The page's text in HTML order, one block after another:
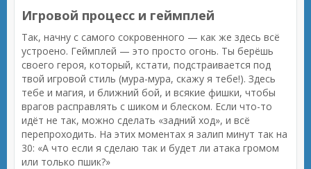
Игровой процесс и геймплей
Так, начну с самого сокровенного — как же здесь всё
устроено. Геймплей — это просто огонь. Ты берёшь
своего героя, который, кстати, подстраивается под
твой игровой стиль (мура-мура, скажу я тебе!). Здесь
тебе и магия, и ближний бой, и всякие фишки, чтобы
врагов расправлять с шиком и блеском. Если что-то
идёт не так, можно сделать «задний ход», и всё
перепроходить. На этих моментах я залип минут так на
30: «А что если я сделаю так и будет ли атака громом
или только пшик?»